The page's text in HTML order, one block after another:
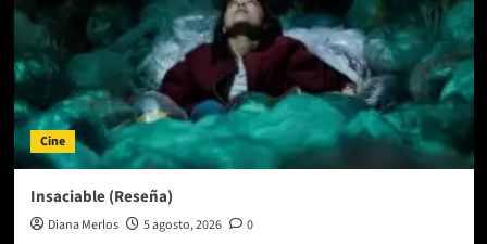
Cine
Insaciable (Reseña)
Diana Merlos 5 agosto, 2026 0